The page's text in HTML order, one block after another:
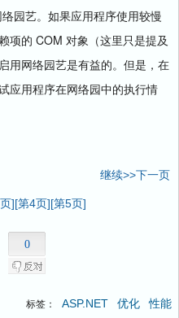
园艺。如果应用程序使用较慢
项的 COM 对象（这里只是提及
用网络园艺是有益的。但是，在
应用程序在网络园中的执行情
继续>>下一页
][第4页][第5页]
0
标签： ASP.NET 优化 性能